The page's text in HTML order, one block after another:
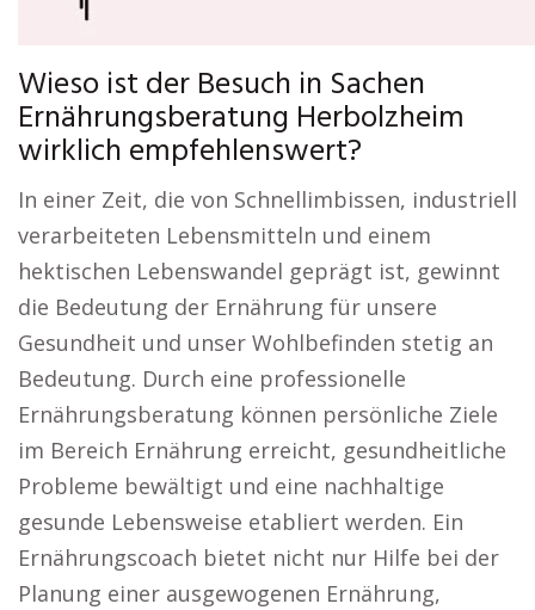
Wieso ist der Besuch in Sachen
Ernährungsberatung Herbolzheim
wirklich empfehlenswert?
In einer Zeit, die von Schnellimbissen, industriell
verarbeiteten Lebensmitteln und einem
hektischen Lebenswandel geprägt ist, gewinnt
die Bedeutung der Ernährung für unsere
Gesundheit und unser Wohlbefinden stetig an
Bedeutung. Durch eine professionelle
Ernährungsberatung können persönliche Ziele
im Bereich Ernährung erreicht, gesundheitliche
Probleme bewältigt und eine nachhaltige
gesunde Lebensweise etabliert werden. Ein
Ernährungscoach bietet nicht nur Hilfe bei der
Planung einer ausgewogenen Ernährung,